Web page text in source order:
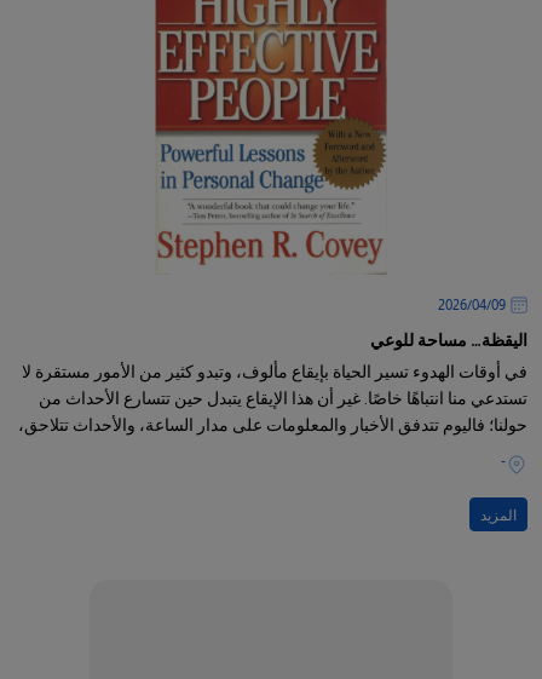
09‏/04‏/2026
اليقظة… مساحة للوعي
في أوقات الهدوء تسير الحياة بإيقاع مألوف، وتبدو كثير من الأمور مستقرة لا
تستدعي منا انتباهًا خاصًا. غير أن هذا الإيقاع يتبدل حين تتسارع الأحداث من
حولنا؛ فاليوم تتدفق الأخبار والمعلومات على مدار الساعة، والأحداث تتلاحق،
-
المزيد